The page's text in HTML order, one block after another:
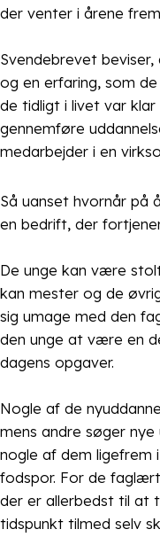
der venter i årene
Svendebrevet
og en erfaring, som
de tidligt i livet var
gennemføre
medarbejder i en
Så uanset hvornår på
en bedrift, der
De unge kan være
kan mester og de
sig umage med den
den unge at være en
dagens opgaver.
Nogle af de
mens andre søger
nogle af dem ligefrem
fodspor. For de
der er allerbedst til at
tidspunkt tilmed selv